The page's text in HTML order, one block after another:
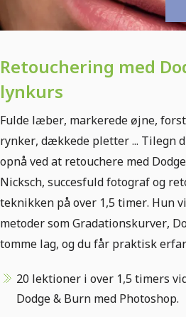
Retouchering med
lynkurs
Fulde læber, markerede øjne,
rynker, dækkede pletter ... Tilegn
opnå ved at retouchere med
Nicksch, succesfuld fotograf og
teknikken på over 1,5 timer. Hun
metoder som Gradationskurver,
tomme lag, og du får praktisk
20 lektioner i over 1,5 timers
Dodge & Burn med Photoshop.